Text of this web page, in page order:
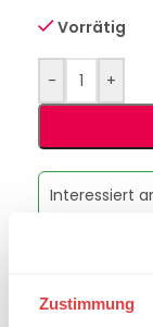
Zustimmung
Vorrätig
- +
Interessiert